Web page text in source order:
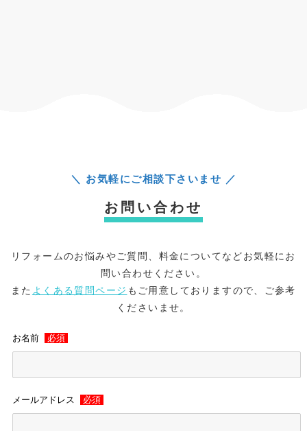
＼ お気軽にご相談下さいませ ／
お問い合わせ
リフォームのお悩みやご質問、料金についてなどお気軽にお
問い合わせください。
また よくある質問ページ もご用意しておりますので、ご参考
くださいませ。
お名前 必須
メールアドレス 必須